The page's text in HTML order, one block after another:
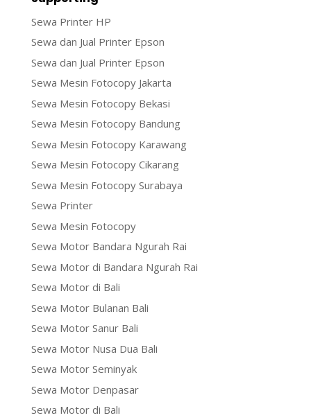
Sewa Printer HP
Sewa dan Jual Printer Epson
Sewa dan Jual Printer Epson
Sewa Mesin Fotocopy Jakarta
Sewa Mesin Fotocopy Bekasi
Sewa Mesin Fotocopy Bandung
Sewa Mesin Fotocopy Karawang
Sewa Mesin Fotocopy Cikarang
Sewa Mesin Fotocopy Surabaya
Sewa Printer
Sewa Mesin Fotocopy
Sewa Motor Bandara Ngurah Rai
Sewa Motor di Bandara Ngurah Rai
Sewa Motor di Bali
Sewa Motor Bulanan Bali
Sewa Motor Sanur Bali
Sewa Motor Nusa Dua Bali
Sewa Motor Seminyak
Sewa Motor Denpasar
Sewa Motor di Bali